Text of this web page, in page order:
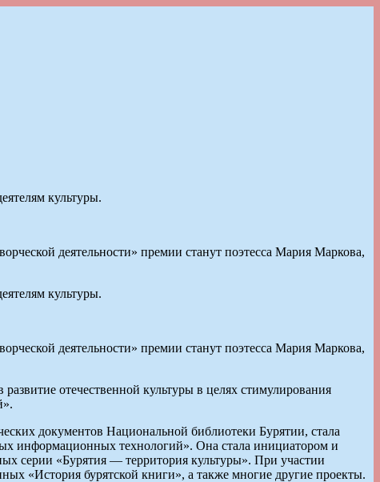
культуры.
деятельности» премии станут поэтесса Мария Маркова,
культуры.
деятельности» премии станут поэтесса Мария Маркова,
отечественной культуры в целях стимулирования
документов Национальной библиотеки Бурятии, стала
информационных технологий». Она стала инициатором и
серии «Бурятия — территория культуры». При участии
«История бурятской книги», а также многие другие проекты.